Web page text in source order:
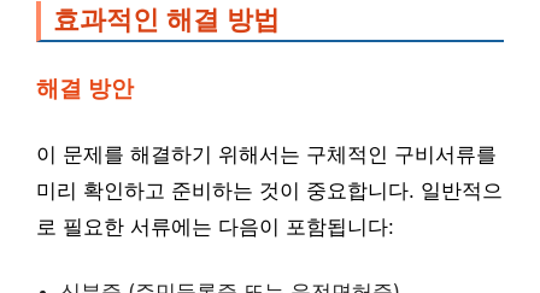
효과적인 해결 방법
해결 방안
이 문제를 해결하기 위해서는 구체적인 구비서류를
미리 확인하고 준비하는 것이 중요합니다. 일반적으
로 필요한 서류에는 다음이 포함됩니다: